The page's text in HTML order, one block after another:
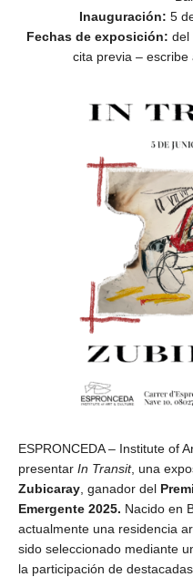
Inauguración: 5
Fechas de exposición: del
cita previa –
ESPRONCEDA – Institute of
presentar In Transit, una
Zubicaray , ganador del
Emergente 2025. Nacido en
actualmente una residencia
sido seleccionado mediante
la participación de